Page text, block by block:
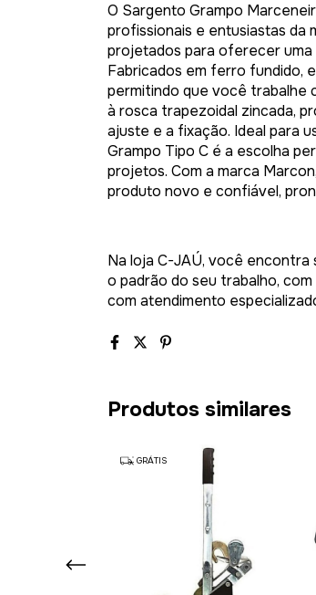
O Sargento Grampo
profissionais e entusiastas da
projetados para oferecer
Fabricados em ferro fundido,
permitindo que você trabalhe
à rosca trapezoidal zincada,
ajuste e a fixação. Ideal para
Grampo Tipo C é a escolha
projetos. Com a marca
produto novo e confiável,
Na loja C-JAÚ, você
o padrão do seu trabalho,
com atendimento
Produtos similares
GRÁTIS